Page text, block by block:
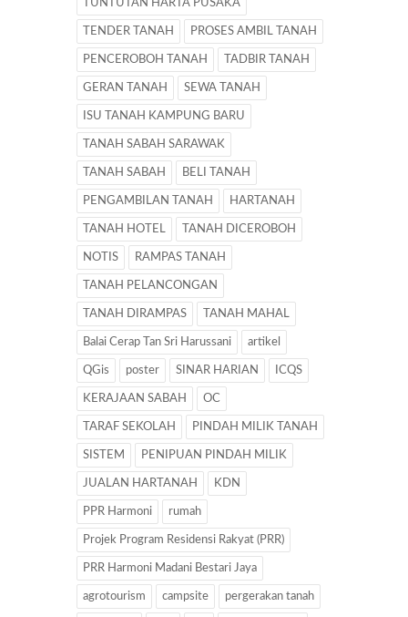
TUNTUTAN HARTA PUSAKA
TENDER TANAH PROSES AMBIL TANAH
PENCEROBOH TANAH TADBIR TANAH
GERAN TANAH SEWA TANAH
ISU TANAH KAMPUNG BARU
TANAH SABAH SARAWAK
TANAH SABAH BELI TANAH
PENGAMBILAN TANAH HARTANAH
TANAH HOTEL TANAH DICEROBOH
NOTIS RAMPAS TANAH
TANAH PELANCONGAN
TANAH DIRAMPAS TANAH MAHAL
Balai Cerap Tan Sri Harussani artikel
QGis poster SINAR HARIAN ICQS
KERAJAAN SABAH OC
TARAF SEKOLAH PINDAH MILIK TANAH
SISTEM PENIPUAN PINDAH MILIK
JUALAN HARTANAH KDN
PPR Harmoni rumah
Projek Program Residensi Rakyat (PRR)
PRR Harmoni Madani Bestari Jaya
agrotourism campsite pergerakan tanah